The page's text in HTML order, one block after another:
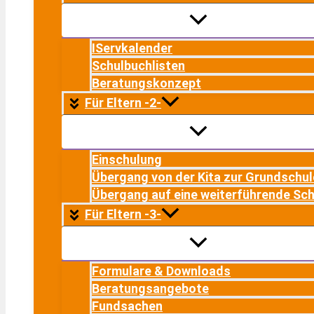
IServkalender
Schulbuchlisten
Beratungskonzept
Für Eltern -2-
Einschulung
Übergang von der Kita zur
Übergang auf eine weiterführende
Für Eltern -3-
Formulare & Downloads
Beratungsangebote
Fundsachen